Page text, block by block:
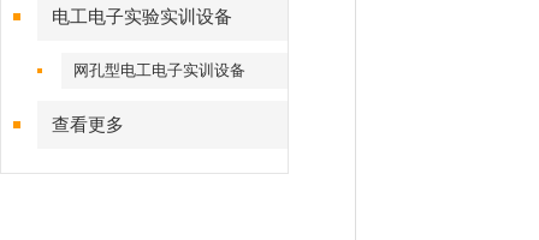
电工电子实验实训设备
网孔型电工电子实训设备
查看更多